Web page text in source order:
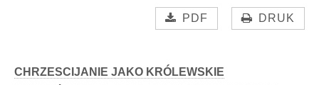
PDF DRUK
CHRZESCIJANIE JAKO KRÓLEWSKIE